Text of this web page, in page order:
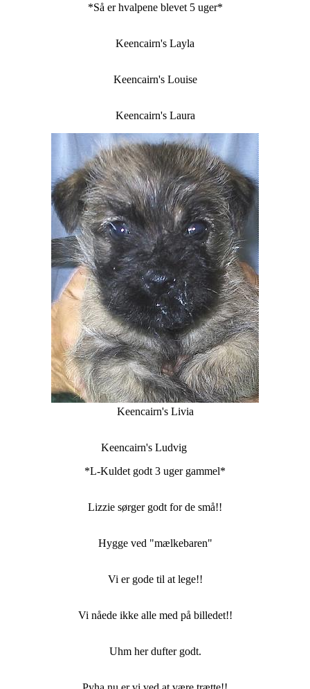
*Så er hvalpene blevet 5 uger*
Keencairn's Layla
Keencairn's Louise
Keencairn's Laura
Keencairn's Livia
Keencairn's Ludvig
*L-Kuldet godt 3 uger gammel*
Lizzie sørger godt for de små!!
Hygge ved "mælkebaren"
Vi er gode til at lege!!
Vi nåede ikke alle med på billedet!!
Uhm her dufter godt.